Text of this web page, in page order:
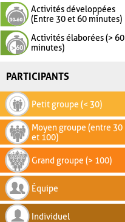
Activités développées
(Entre 30 et 60 minutes)
Activités élaborées (> 60
minutes)
PARTICIPANTS
Petit groupe (< 30)
Moyen groupe (entre 30
et 100)
Grand groupe (> 100)
Équipe
Individuel